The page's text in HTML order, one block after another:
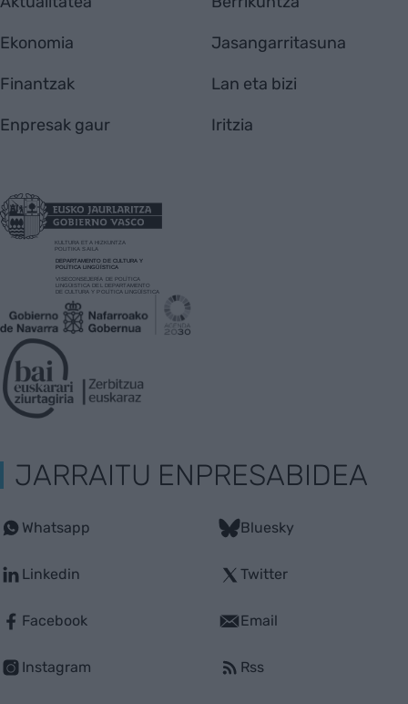
Ekonomia
Finantzak
Enpresak gaur
Jasangarritasuna
Lan eta bizi
Iritzia
JARRAITU ENPRESABIDEA
Whatsapp
Linkedin
Facebook
Instagram
Bluesky
Twitter
Email
Rss